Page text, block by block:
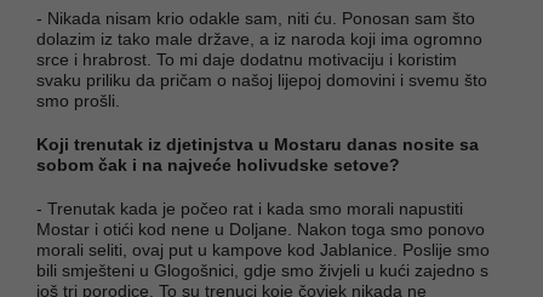
- Nikada nisam krio odakle sam, niti ću. Ponosan sam što
dolazim iz tako male države, a iz naroda koji ima ogromno
srce i hrabrost. To mi daje dodatnu motivaciju i koristim
svaku priliku da pričam o našoj lijepoj domovini i svemu što
smo prošli.
Koji trenutak iz djetinjstva u Mostaru danas nosite sa
sobom čak i na najveće holivudske setove?
- Trenutak kada je počeo rat i kada smo morali napustiti
Mostar i otići kod nene u Doljane. Nakon toga smo ponovo
morali seliti, ovaj put u kampove kod Jablanice. Poslije smo
bili smješteni u Glogošnici, gdje smo živjeli u kući zajedno s
još tri porodice. To su trenuci koje čovjek nikada ne